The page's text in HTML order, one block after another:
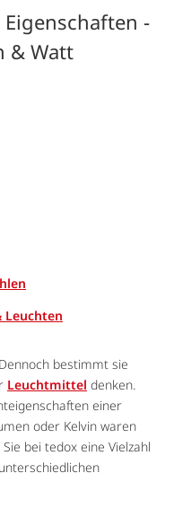
-
& Watt
Leuchten
bestimmt sie
Leuchtmittel denken.
einer
oder Kelvin waren
bei tedox eine Vielzahl